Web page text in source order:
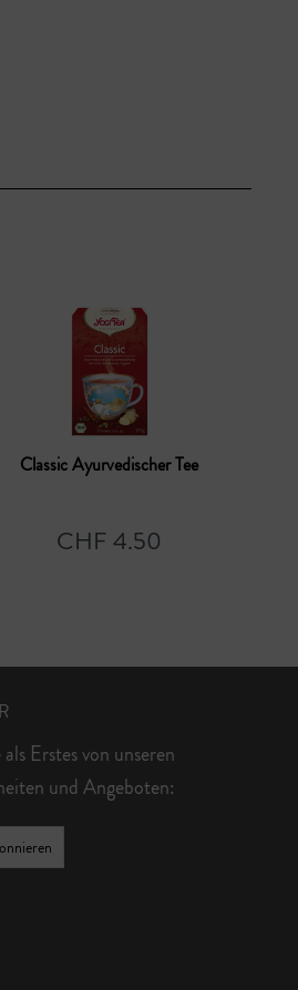
Classic Ayurvedischer Tee
CHF 4.50
Erstes von unseren
und Angeboten: